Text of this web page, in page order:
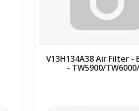
V13H134A38 Air Filter -
- TW5900/